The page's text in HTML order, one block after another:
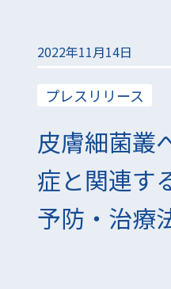
2022年11月14日
プレスリリース
皮膚細菌叢
症と関連す
予防・治療